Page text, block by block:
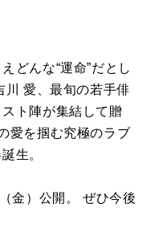
どんな“運命”だとし
愛、最旬の若手俳
ト陣が集結して贈
愛を掴む究極のラブ
生。
金）公開。 ぜひ今後